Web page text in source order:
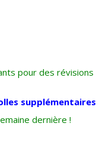
pour des révisions
supplémentaires
dernière !